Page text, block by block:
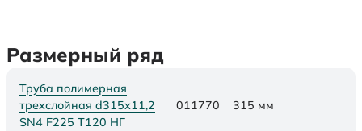
Размерный ряд
Труба полимерная
трехслойная d315х11,2
SN4 F225 Т120 НГ
011770 315 мм